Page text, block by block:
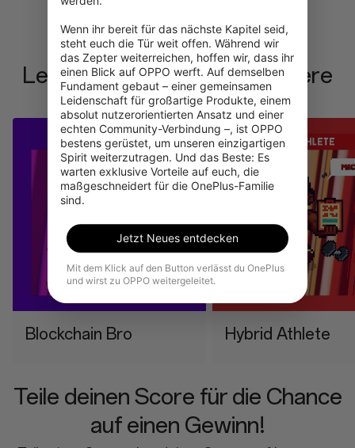
Lerne die Brain Rot-Charaktere
kennen
⁠Blockchain Bro ⁠Hybrid Athlete
Teile deinen Score für die Chance
auf einen Gewinn!
Wenn ihr bereit für das nächste Kapitel seid,
steht euch die Tür weit offen. Während wir
das Zepter weiterreichen, hoffen wir, dass ihr
einen Blick auf OPPO werft. Auf demselben
Fundament gebaut – einer gemeinsamen
Leidenschaft für großartige Produkte, einem
absolut nutzerorientierten Ansatz und einer
echten Community-Verbindung –, ist OPPO
bestens gerüstet, um unseren einzigartigen
Spirit weiterzutragen. Und das Beste: Es
warten exklusive Vorteile auf euch, die
maßgeschneidert für die OnePlus-Familie
sind.
Jetzt Neues entdecken
Mit dem Klick auf den Button verlässt du OnePlus
und wirst zu OPPO weitergeleitet.